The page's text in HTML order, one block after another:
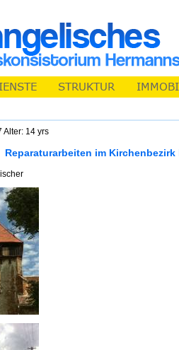
Alter: 14 yrs
Reparaturarbeiten im Kirchenbezirk